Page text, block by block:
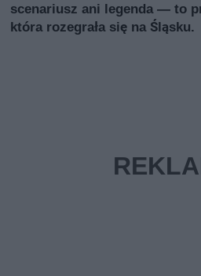
scenariusz ani legenda — to
która rozegrała się na Śląsku.